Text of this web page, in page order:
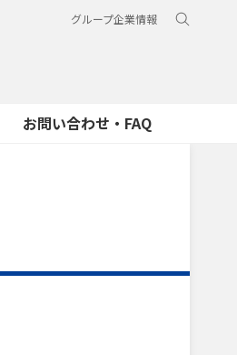
グループ企業情報
お問い合わせ・FAQ